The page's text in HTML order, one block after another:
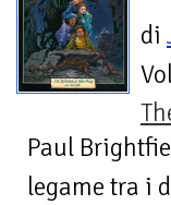
di
Paul
legame tra i